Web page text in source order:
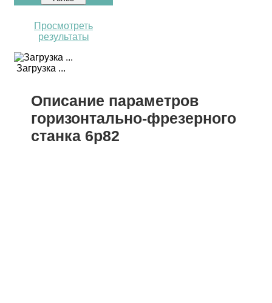
Просмотреть
результаты
Загрузка ...
Описание параметров
горизонтально-фрезерного
станка 6р82